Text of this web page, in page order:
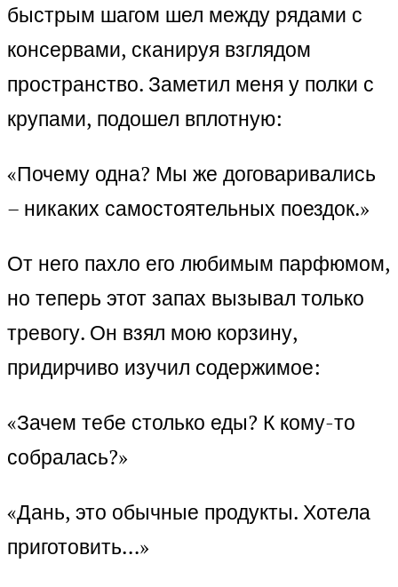
быстрым шагом шел между рядами с
консервами, сканируя взглядом
пространство. Заметил меня у полки с
крупами, подошел вплотную:
«Почему одна? Мы же договаривались
– никаких самостоятельных поездок.»
От него пахло его любимым парфюмом,
но теперь этот запах вызывал только
тревогу. Он взял мою корзину,
придирчиво изучил содержимое:
«Зачем тебе столько еды? К кому-то
собралась?»
«Дань, это обычные продукты. Хотела
приготовить…»